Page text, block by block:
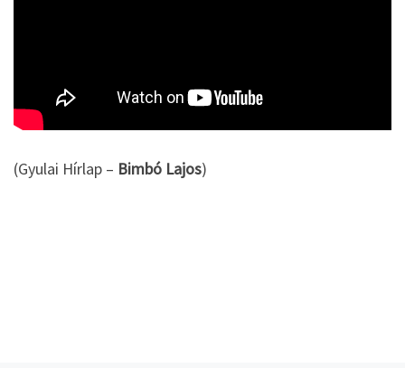
(Gyulai Hírlap – Bimbó Lajos)